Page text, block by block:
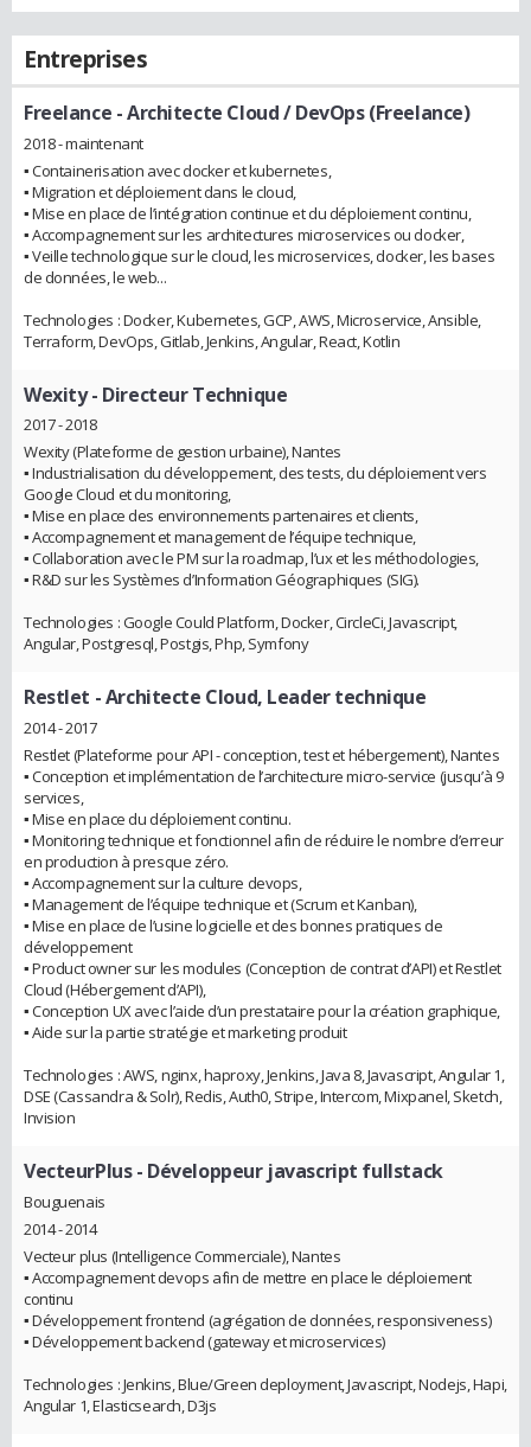
Entreprises
Freelance - Architecte Cloud / DevOps (Freelance)
2018 - maintenant
▪︎ Containerisation avec docker et kubernetes,
▪︎ Migration et déploiement dans le cloud,
▪︎ Mise en place de l’intégration continue et du déploiement continu,
▪︎ Accompagnement sur les architectures microservices ou docker,
▪︎ Veille technologique sur le cloud, les microservices, docker, les bases
de données, le web...
Technologies : Docker, Kubernetes, GCP, AWS, Microservice, Ansible,
Terraform, DevOps, Gitlab, Jenkins, Angular, React, Kotlin
Wexity- Directeur Technique
2017 - 2018
Wexity (Plateforme de gestion urbaine), Nantes
▪︎ Industrialisation du développement, des tests, du déploiement vers
Google Cloud et du monitoring,
▪︎ Mise en place des environnements partenaires et clients,
▪︎ Accompagnement et management de l’équipe technique,
▪︎ Collaboration avec le PM sur la roadmap, l’ux et les méthodologies,
▪︎ R&D sur les Systèmes d’Information Géographiques (SIG).
Technologies : Google Could Platform, Docker, CircleCi, Javascript,
Angular, Postgresql, Postgis, Php, Symfony
Restlet - Architecte Cloud, Leader technique
2014 - 2017
Restlet (Plateforme pour API - conception, test et hébergement), Nantes
▪︎ Conception et implémentation de l’architecture micro-service (jusqu’à 9
services,
▪︎ Mise en place du déploiement continu.
▪︎ Monitoring technique et fonctionnel afin de réduire le nombre d’erreur
en production à presque zéro.
▪︎ Accompagnement sur la culture devops,
▪︎ Management de l’équipe technique et (Scrum et Kanban),
▪︎ Mise en place de l’usine logicielle et des bonnes pratiques de
développement
▪︎ Product owner sur les modules (Conception de contrat d’API) et Restlet
Cloud (Hébergement d’API),
▪︎ Conception UX avec l’aide d’un prestataire pour la création graphique,
▪︎ Aide sur la partie stratégie et marketing produit
Technologies : AWS, nginx, haproxy, Jenkins, Java 8, Javascript, Angular 1,
DSE (Cassandra & Solr), Redis, Auth0, Stripe, Intercom, Mixpanel, Sketch,
Invision
VecteurPlus- Développeur javascript fullstack
Bouguenais
2014 - 2014
Vecteur plus (Intelligence Commerciale), Nantes
▪︎ Accompagnement devops afin de mettre en place le déploiement
continu
▪︎ Développement frontend (agrégation de données, responsiveness)
▪︎ Développement backend (gateway et microservices)
Technologies : Jenkins, Blue/Green deployment, Javascript, Nodejs, Hapi,
Angular 1, Elasticsearch, D3js